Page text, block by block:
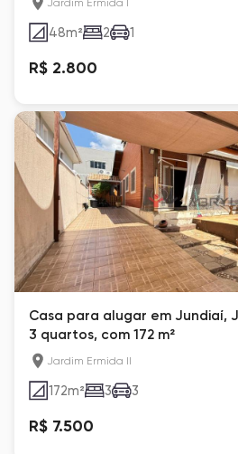
Jardim Ermida I
48m² 2 1
R$ 2.800
Casa para alugar em Jundiaí,
3 quartos, com 172 m²
Jardim Ermida II
172m² 3 3
R$ 7.500